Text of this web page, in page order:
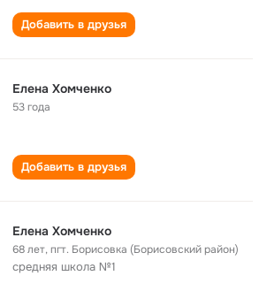
Добавить в друзья
Елена Хомченко
53 года
Добавить в друзья
Елена Хомченко
68 лет,пгт. Борисовка (Борисовский район)
средняя школа №1